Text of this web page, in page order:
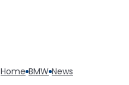
Home BMW News